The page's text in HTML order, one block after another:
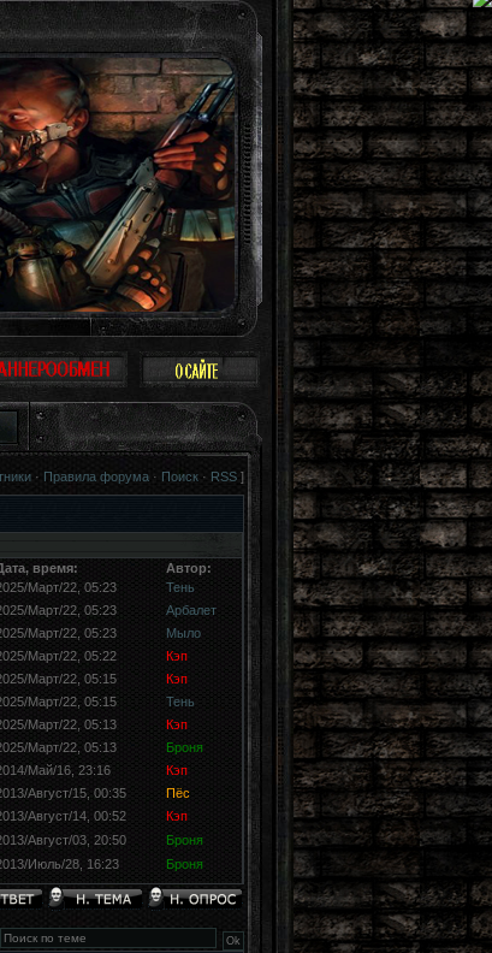
не воспринимать Зону всерьез, многие так и поступают:
· Правила форума · Поиск · RSS ]
время:
Автор:
Март/22, 05:23
Тень
Март/22, 05:23
Арбалет
Март/22, 05:23
Мыло
Март/22, 05:22
Кэп
Март/22, 05:15
Кэп
Март/22, 05:15
Тень
Март/22, 05:13
Кэп
Март/22, 05:13
Броня
Май/16, 23:16
Кэп
Август/15, 00:35
Пёс
Август/14, 00:52 Кэп
Август/03, 20:50 Броня
Июль/28, 16:23 Броня